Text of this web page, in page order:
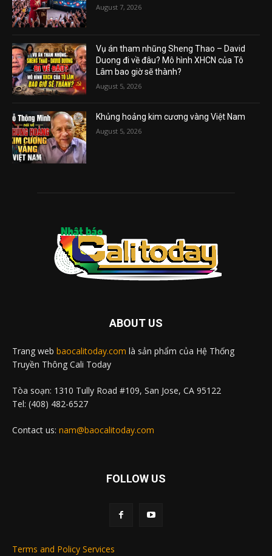
August 7, 2026
Vụ án tham nhũng Sheng Thao – David
Duong đi về đâu? Mô hình XHCN của Tô
Lâm bao giờ sẽ thành?
August 5, 2026
Khủng hoảng kim cương vàng Việt Nam
August 5, 2026
ABOUT US
Trang web baocalitoday.com là sản phẩm của Hệ Thống
Truyền Thông Cali Today
Tòa soạn: 1310 Tully Road #109, San Jose, CA 95122
Tel: (408) 482-6527
Contact us: nam@baocalitoday.com
FOLLOW US
Terms and Policy Services